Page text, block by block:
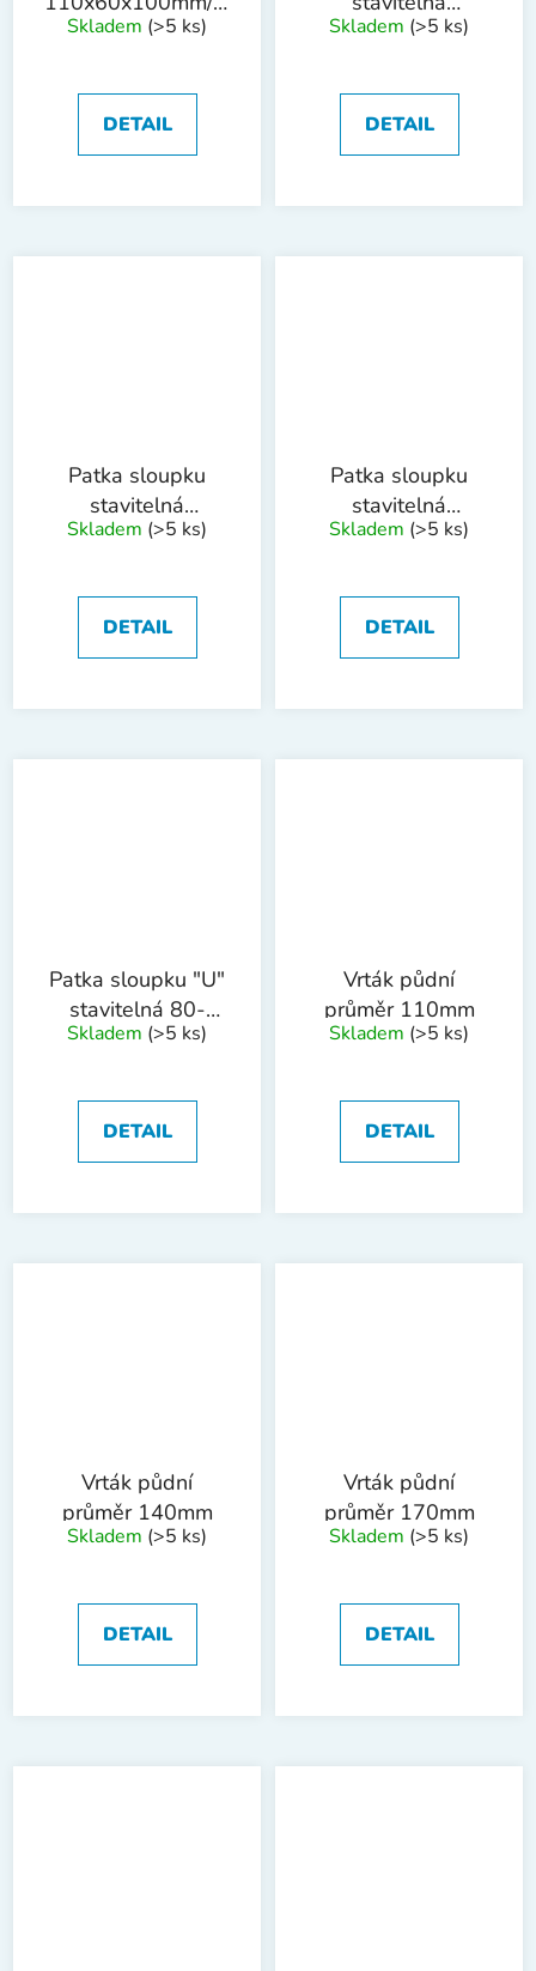
tl.4mm ZN
Skladem (>5 ks)
DETAIL
80x80mm
Skladem (>5 ks)
DETAIL
Patka sloupku
stavitelná
100x100mm
Skladem (>5 ks)
DETAIL
Patka sloupku
stavitelná
150x150mm
Skladem (>5 ks)
DETAIL
Patka sloupku "U"
stavitelná 80-
160x100mm trn
Skladem (>5 ks)
DETAIL
Vrták půdní
průměr 110mm
Skladem (>5 ks)
DETAIL
Vrták půdní
průměr 140mm
Skladem (>5 ks)
DETAIL
Vrták půdní
průměr 170mm
Skladem (>5 ks)
DETAIL